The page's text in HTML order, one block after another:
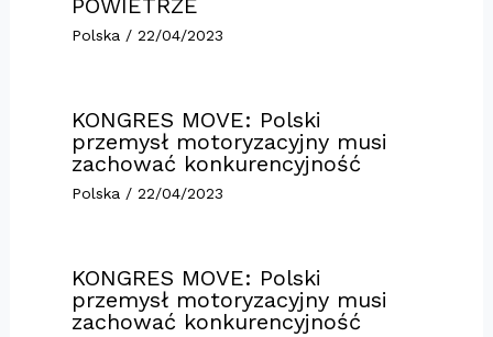
POWIETRZE
Polska/ 22/04/2023
KONGRES MOVE: Polski
przemysł motoryzacyjny musi
zachować konkurencyjność
Polska/ 22/04/2023
KONGRES MOVE: Polski
przemysł motoryzacyjny musi
zachować konkurencyjność